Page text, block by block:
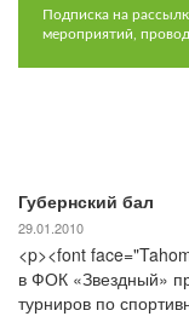
Подписка на
мероприятий,
Губернский бал
29.01.2010
<p><font
в ФОК «Звездный»
турниров по